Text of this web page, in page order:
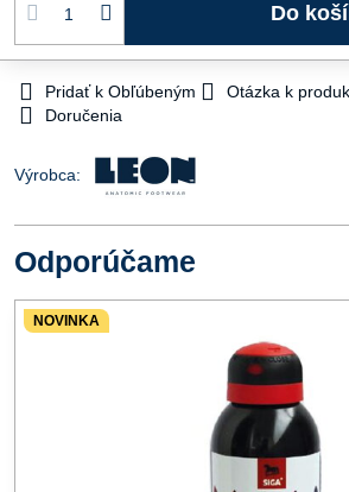
Do
Pridať k Obľúbeným Otázka k
Doručenia
Výrobca:
Odporúčame
NOVINKA